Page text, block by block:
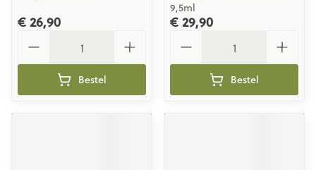
€ 26,90
Bestel
9,5ml
€ 29,90
Bestel